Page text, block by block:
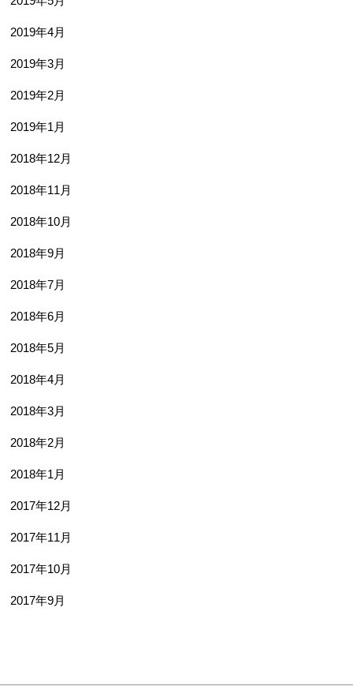
2019年4月
2019年3月
2019年2月
2019年1月
2018年12月
2018年11月
2018年10月
2018年9月
2018年7月
2018年6月
2018年5月
2018年4月
2018年3月
2018年2月
2018年1月
2017年12月
2017年11月
2017年10月
2017年9月